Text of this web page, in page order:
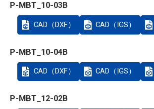
P-MBT_10-03B
CAD（DXF） CAD（IGS）
P-MBT_10-04B
CAD（DXF） CAD（IGS）
P-MBT_12-02B